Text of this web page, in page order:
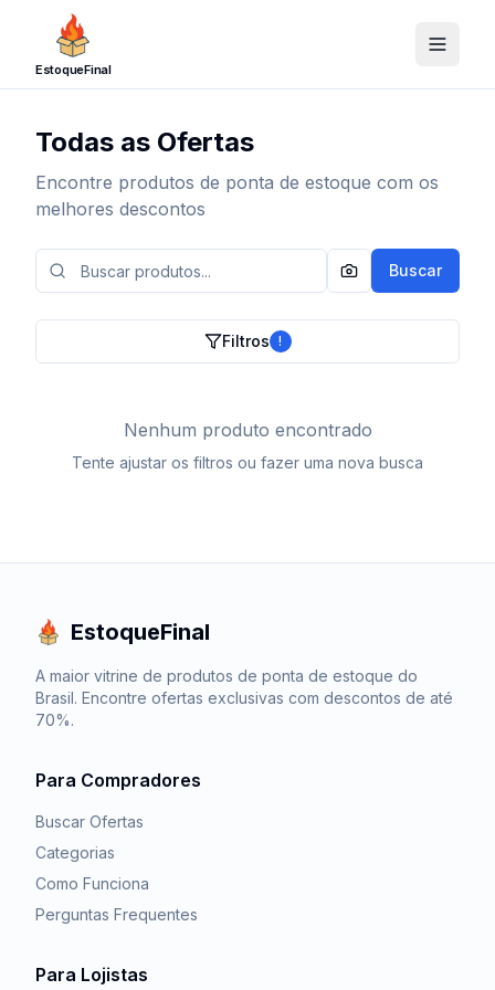
EstoqueFinal
Todas as Ofertas
Encontre produtos de ponta de estoque com os
melhores descontos
Buscar
Filtros !
Nenhum produto encontrado
Tente ajustar os filtros ou fazer uma nova busca
EstoqueFinal
A maior vitrine de produtos de ponta de estoque do
Brasil. Encontre ofertas exclusivas com descontos de até
70%.
Para Compradores
Buscar Ofertas
Categorias
Como Funciona
Perguntas Frequentes
Para Lojistas